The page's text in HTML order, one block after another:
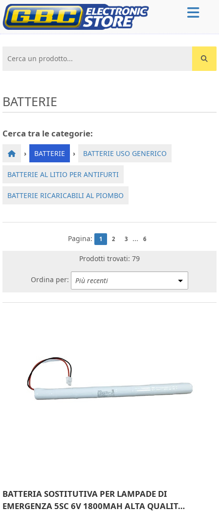
Cerca un prodotto...
BATTERIE
Cerca tra le categorie:
› BATTERIE › BATTERIE USO GENERICO
BATTERIE AL LITIO PER ANTIFURTI
BATTERIE RICARICABILI AL PIOMBO
Pagina: 1 2 3 ... 6
Prodotti trovati: 79
Ordina per:
BATTERIA SOSTITUTIVA PER LAMPADE DI
EMERGENZA 5SC 6V 1800MAH ALTA QUALIT…